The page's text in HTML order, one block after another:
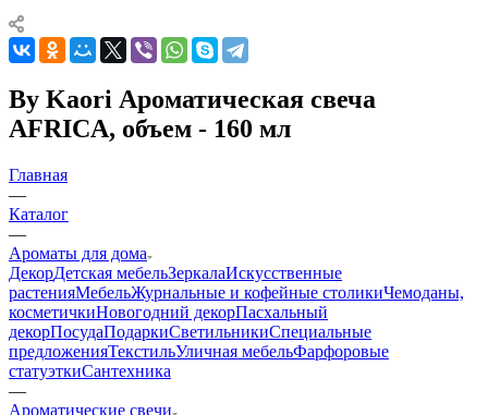
By Kaori Ароматическая свеча
AFRICA, объем - 160 мл
Главная
—
Каталог
—
Ароматы для дома
ДекорДетская мебельЗеркалаИскусственные
растенияМебельЖурнальные и кофейные столикиЧемоданы,
косметичкиНовогодний декорПасхальный
декорПосудаПодаркиСветильникиСпециальные
предложенияТекстильУличная мебельФарфоровые
статуэткиСантехника
—
Ароматические свечи